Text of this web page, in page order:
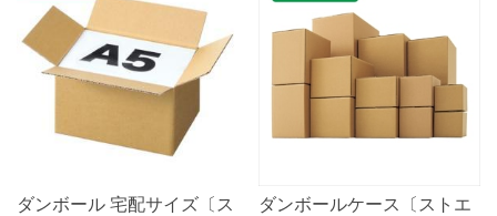
ダンボール 宅配サイズ〔ス ダンボールケース〔ストエ